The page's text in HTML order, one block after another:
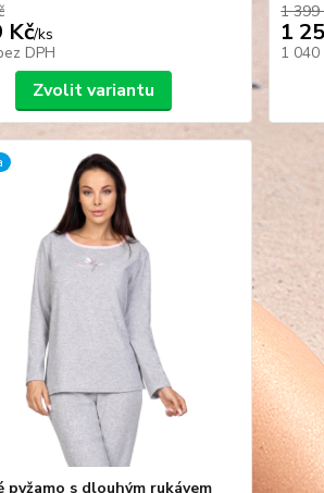
Kč/ks
DPH
Zvolit variantu
1 399
1
1 040
pyžamo s dlouhým rukávem